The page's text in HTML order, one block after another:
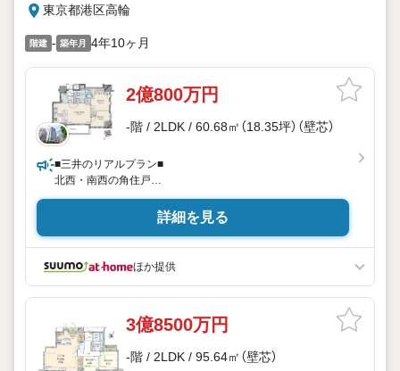
東京都港区高輪
階建 - 築年月 4年10ヶ月
2億800万円
-階 / 2LDK / 60.68㎡（18.35坪）（壁芯）
■三井のリアルプラン■
北西・南西の角住戸
ペット飼育可能(細則有)
詳細を見る
ほか提供
3億8500万円
-階 / 2LDK / 95.64㎡（壁芯）